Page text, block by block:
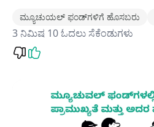
ಮ್ಯೂಚುಯಲ್ ಫಂಡ್‌ಗಳಿಗೆ ಹೊಸಬರು
3 ನಿಮಿಷ 10 ಓದಲು ಸೆಕೆಂಡುಗಳು